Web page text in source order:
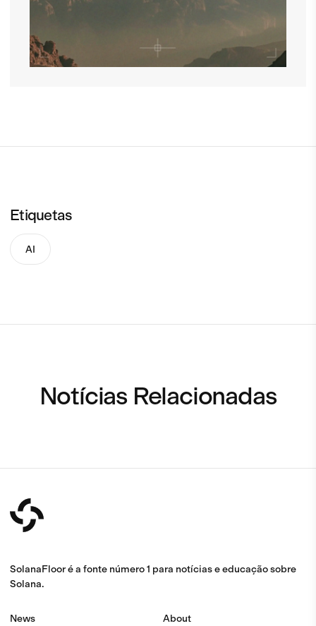
Etiquetas
AI
Notícias Relacionadas
SolanaFloor é a fonte número 1 para notícias e educação sobre
Solana.
News About